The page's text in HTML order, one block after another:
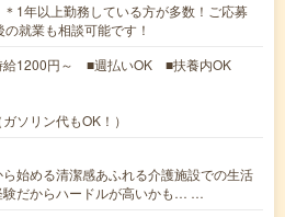
＊1年以上勤務している方が多数！ご応募
就業も相談可能です！
給1200円～ ■週払いOK ■扶養内OK
ソリン代もOK！）
ら始める清潔感あふれる介護施設での生活
験だからハードルが高いかも… …